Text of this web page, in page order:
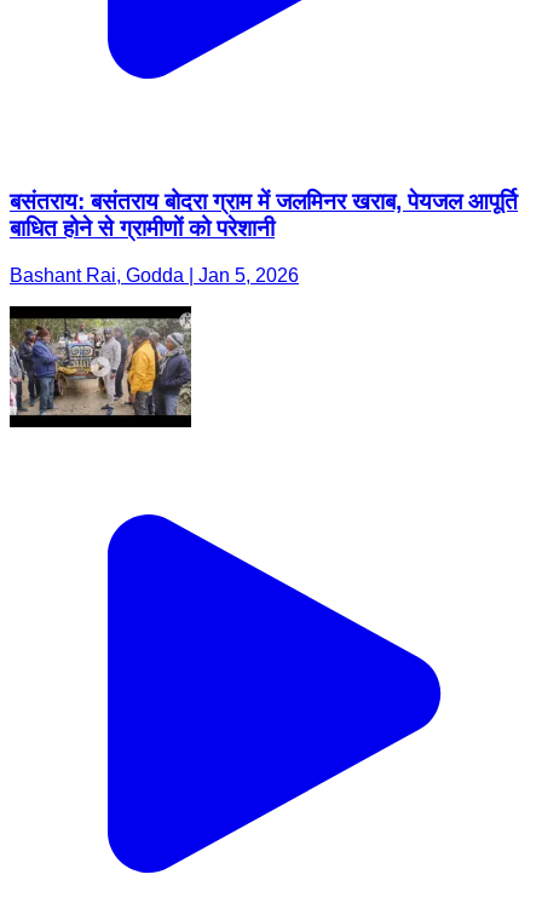
बसंतराय: बसंतराय बोदरा ग्राम में जलमिनर खराब, पेयजल आपूर्ति
बाधित होने से ग्रामीणों को परेशानी
Bashant Rai, Godda | Jan 5, 2026